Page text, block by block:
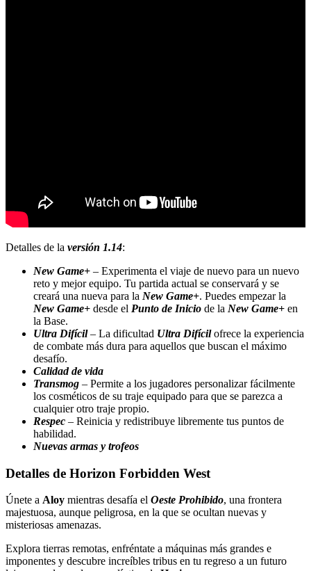
Detalles de la versión 1.14:
New Game+ – Experimenta el viaje de nuevo para un nuevo
reto y mejor equipo. Tu partida actual se conservará y se
creará una nueva para la New Game+. Puedes empezar la
New Game+ desde el Punto de Inicio de la New Game+ en
la Base.
Ultra Difícil– La dificultad Ultra Difícilofrece la experiencia
de combate más dura para aquellos que buscan el máximo
desafío.
Calidad de vida
Transmog – Permite a los jugadores personalizar fácilmente
los cosméticos de su traje equipado para que se parezca a
cualquier otro traje propio.
Respec – Reinicia y redistribuye libremente tus puntos de
habilidad.
Nuevas armas y trofeos
Detalles de Horizon Forbidden West
Únete a Aloy mientras desafía el Oeste Prohibido, una frontera
majestuosa, aunque peligrosa, en la que se ocultan nuevas y
misteriosas amenazas.
Explora tierras remotas, enfréntate a máquinas más grandes e
imponentes y descubre increíbles tribus en tu regreso a un futuro